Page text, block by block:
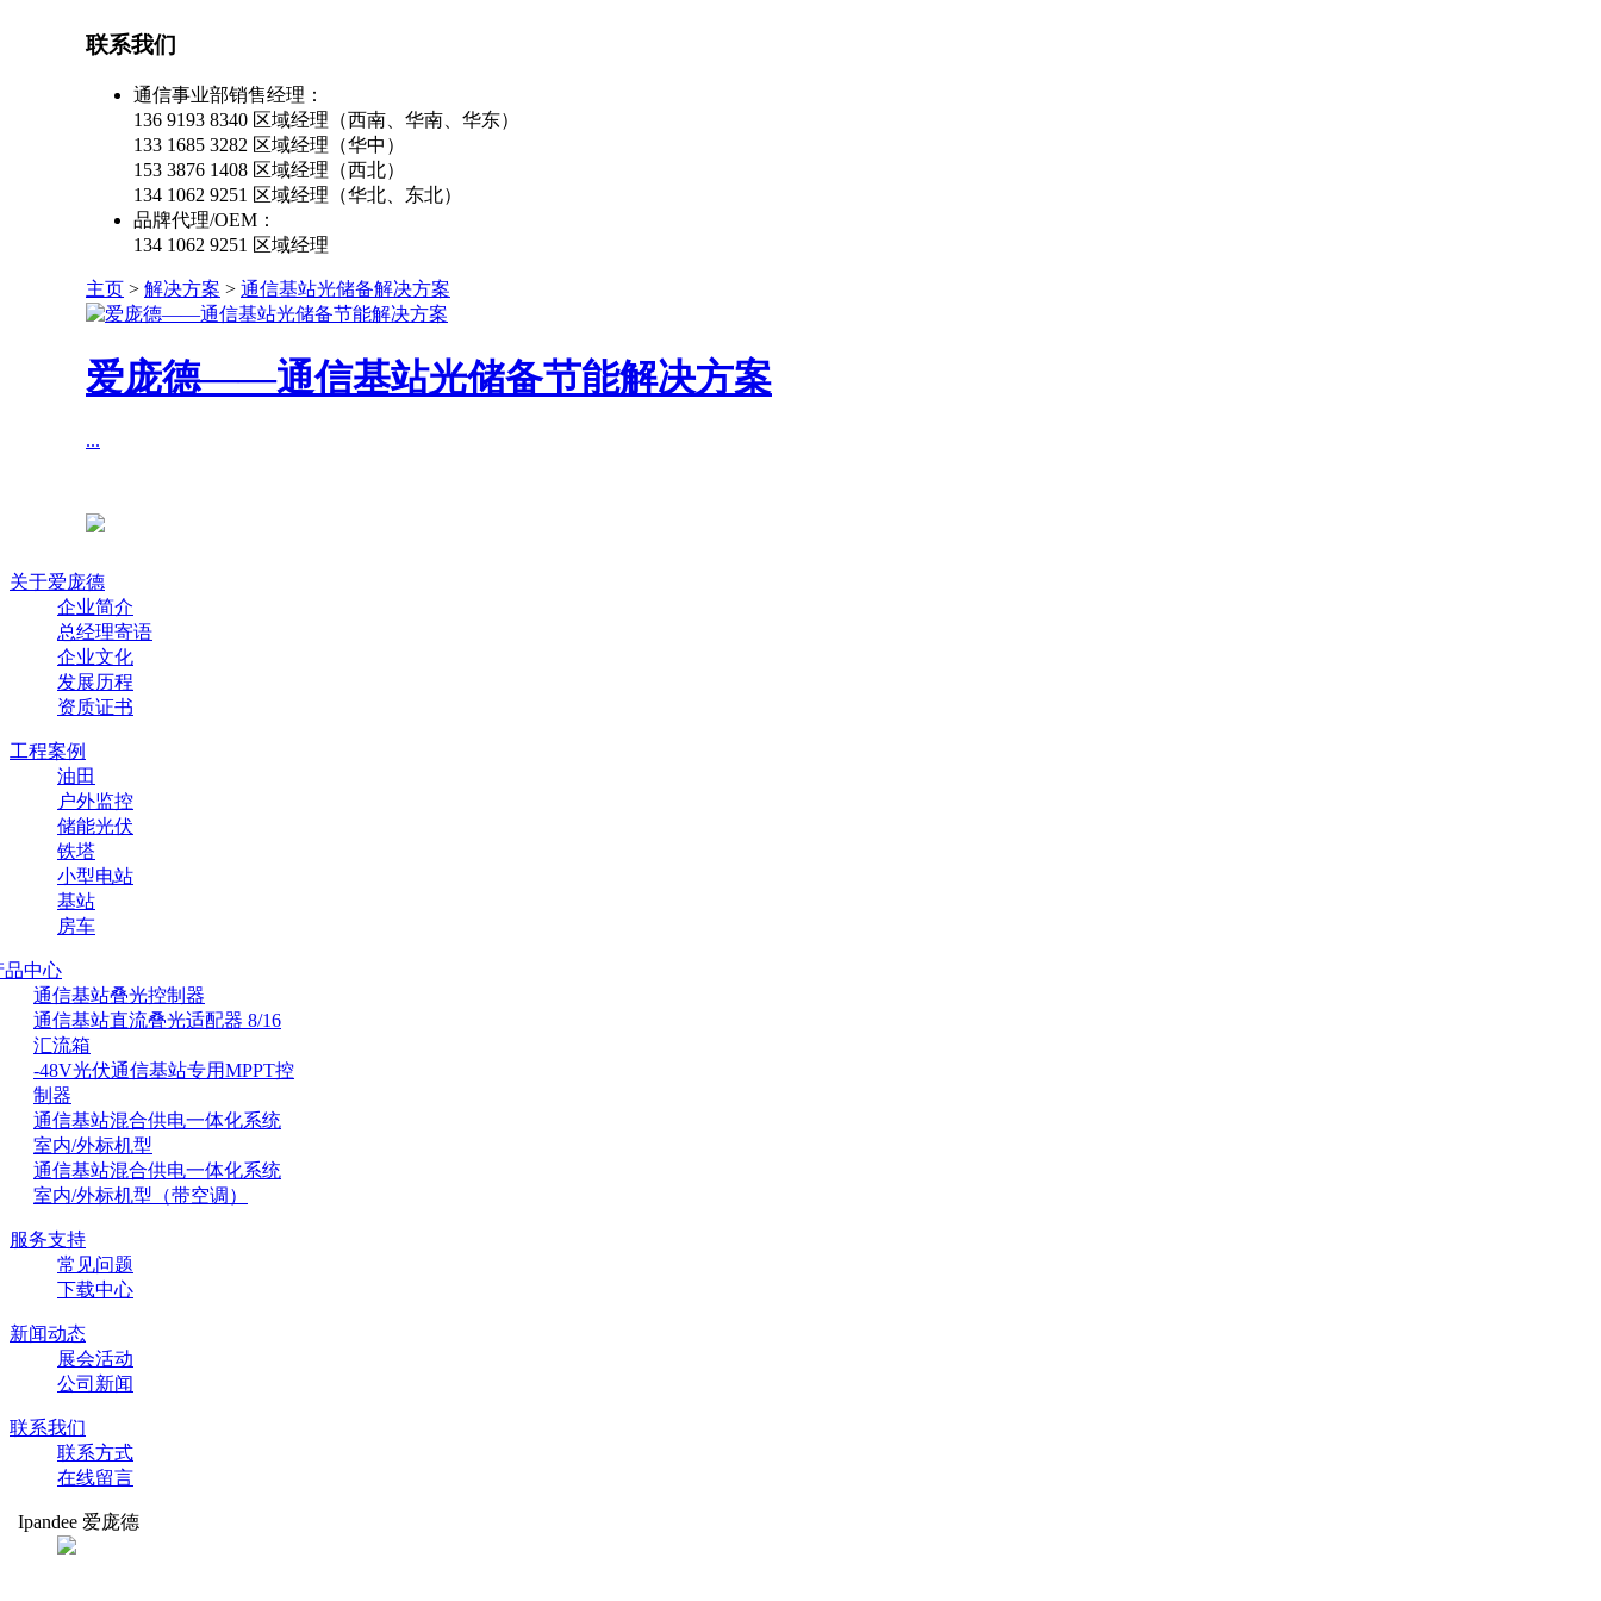
联系我们
通信事业部销售经理：
136 9193 8340 区域经理（西南、华南、华东）
133 1685 3282 区域经理（华中）
153 3876 1408 区域经理（西北）
134 1062 9251 区域经理（华北、东北）
品牌代理/OEM：
134 1062 9251 区域经理
主页 > 解决方案 > 通信基站光储备解决方案
爱庞德——通信基站光储备节能解决方案
...
关于爱庞德
企业简介
总经理寄语
企业文化
发展历程
资质证书
工程案例
油田
户外监控
储能光伏
铁塔
小型电站
基站
房车
品中心
通信基站叠光控制器
通信基站直流叠光适配器 8/16
汇流箱
-48V光伏通信基站专用MPPT控
制器
通信基站混合供电一体化系统
室内/外标机型
通信基站混合供电一体化系统
室内/外标机型（带空调）
服务支持
常见问题
下载中心
新闻动态
展会活动
公司新闻
联系我们
联系方式
在线留言
Ipandee 爱庞德